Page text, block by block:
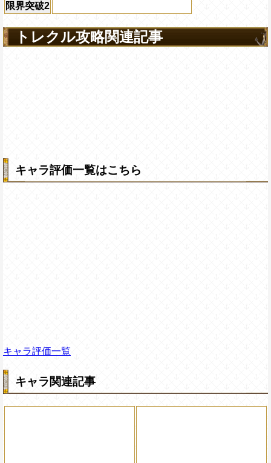
限界突破2
トレクル攻略関連記事
キャラ評価一覧はこちら
キャラ評価一覧
キャラ関連記事